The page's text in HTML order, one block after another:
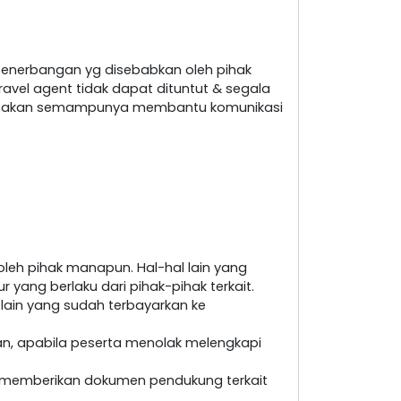
yg disebabkan oleh pihak
agent tidak dapat dituntut & segala
semampunya membantu komunikasi
pihak manapun. Hal-hal lain yang
yang berlaku dari pihak-pihak terkait.
yang sudah terbayarkan ke
apabila peserta menolak melengkapi
dokumen pendukung terkait